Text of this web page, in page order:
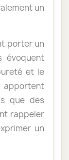
un
porter un
évoquent
et le
apportent
que des
rappeler
un